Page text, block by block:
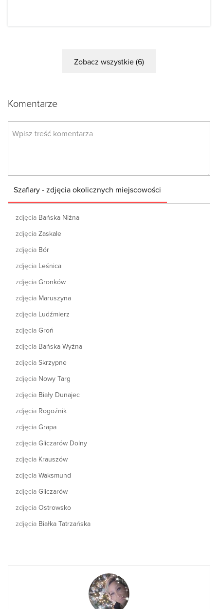
Zobacz wszystkie (6)
Komentarze
Szaflary - zdjęcia okolicznych miejscowości
zdjęcia Bańska Niżna
zdjęcia Zaskale
zdjęcia Bór
zdjęcia Leśnica
zdjęcia Gronków
zdjęcia Maruszyna
zdjęcia Ludźmierz
zdjęcia Groń
zdjęcia Bańska Wyżna
zdjęcia Skrzypne
zdjęcia Nowy Targ
zdjęcia Biały Dunajec
zdjęcia Rogoźnik
zdjęcia Grapa
zdjęcia Gliczarów Dolny
zdjęcia Krauszów
zdjęcia Waksmund
zdjęcia Gliczarów
zdjęcia Ostrowsko
zdjęcia Białka Tatrzańska